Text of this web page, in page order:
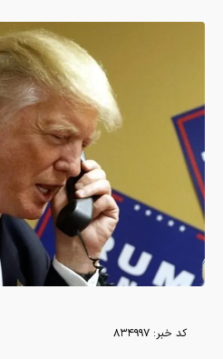
کد خبر: ۸۳۴۹۹۷